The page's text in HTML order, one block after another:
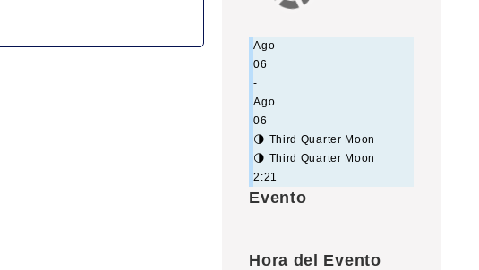
Ago
06
-
Ago
06
🌗 Third Quarter Moon
🌗 Third Quarter Moon
2:21
Evento
Hora del Evento